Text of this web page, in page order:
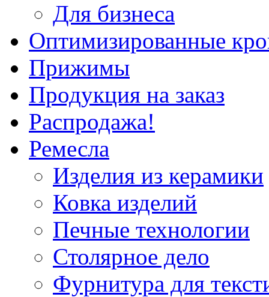
Для бизнеса
Оптимизированные
Прижимы
Продукция на заказ
Распродажа!
Ремесла
Изделия из керамики
Ковка изделий
Печные технологии
Столярное дело
Фурнитура для